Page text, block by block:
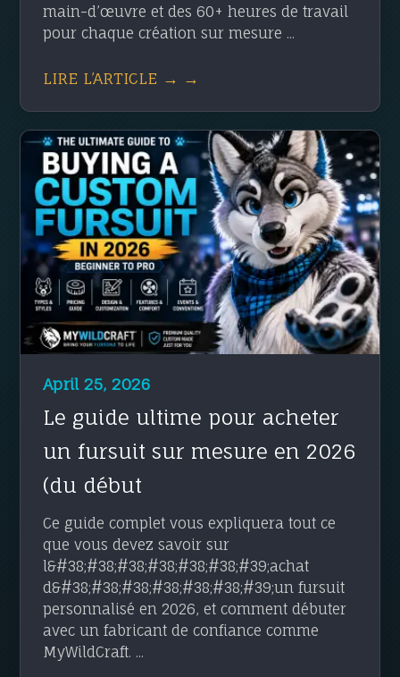
main-d’œuvre et des 60+ heures de travail
pour chaque création sur mesure ...
LIRE L’ARTICLE → →
April 25, 2026
Le guide ultime pour acheter
un fursuit sur mesure en 2026
(du début
Ce guide complet vous expliquera tout ce
que vous devez savoir sur
l&#38;#38;#38;#38;#38;#38;#39;achat
d&#38;#38;#38;#38;#38;#38;#39;un fursuit
personnalisé en 2026, et comment débuter
avec un fabricant de confiance comme
MyWildCraft. ...